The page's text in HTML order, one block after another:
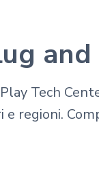
and
Tech
regioni.